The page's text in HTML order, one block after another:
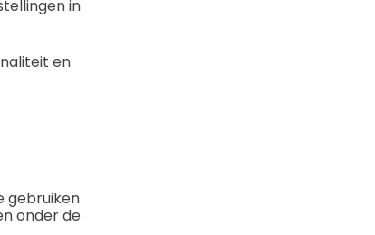
in
en
gebruiken
onder de